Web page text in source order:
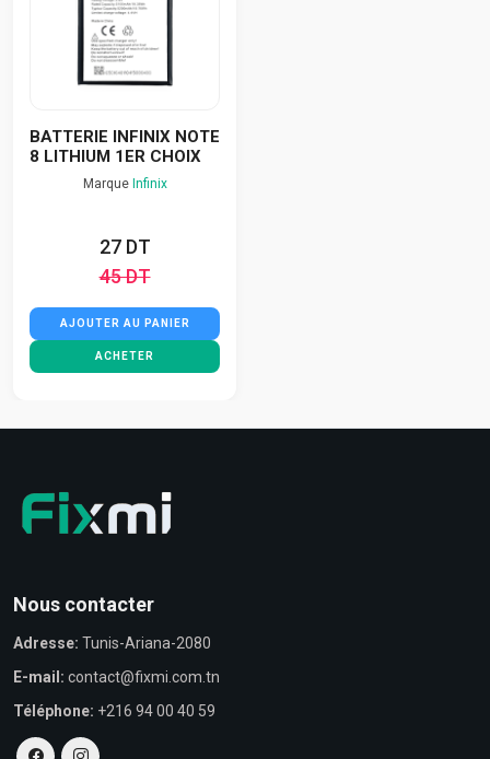
BATTERIE INFINIX NOTE
8 LITHIUM 1ER CHOIX
Marque Infinix
27 DT
45 DT
AJOUTER AU PANIER
ACHETER
Nous contacter
Adresse: Tunis-Ariana-2080
E-mail: contact@fixmi.com.tn
Téléphone: +216 94 00 40 59